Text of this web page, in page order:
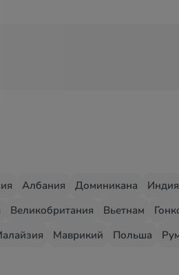
Албания Доминикана
Индия
Великобритания Вьетнам
Маврикий Польша